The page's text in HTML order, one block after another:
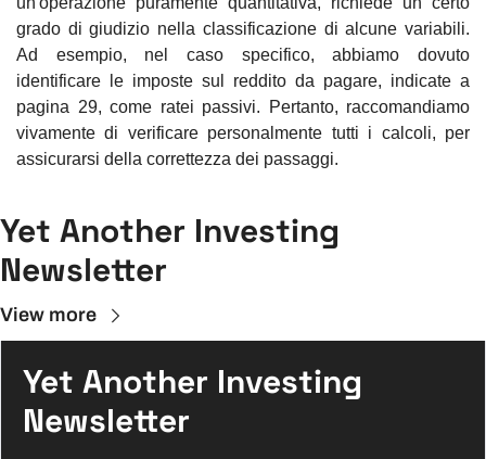
grado di giudizio nella classificazione di alcune variabili.
Ad esempio, nel caso specifico, abbiamo dovuto
identificare le imposte sul reddito da pagare, indicate a
pagina 29, come ratei passivi. Pertanto, raccomandiamo
vivamente di verificare personalmente tutti i calcoli, per
assicurarsi della correttezza dei passaggi.
Yet Another Investing
Newsletter
View more
Yet Another Investing
Newsletter